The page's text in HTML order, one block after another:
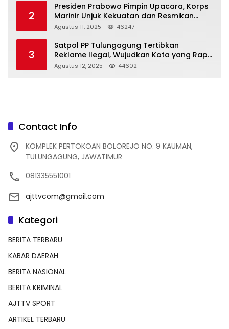
2
Presiden Prabowo Pimpin Upacara, Korps
Marinir Unjuk Kekuatan dan Resmikan
Struktur Baru
Agustus 11, 2025 46247
3
Satpol PP Tulungagung Tertibkan
Reklame Ilegal, Wujudkan Kota yang Rapi
dan Indah
Agustus 12, 2025 44602
Contact Info
KOMPLEK PERTOKOAN BOLOREJO NO. 9 KAUMAN,
TULUNGAGUNG, JAWATIMUR
081335551001
ajttvcom@gmail.com
Kategori
BERITA TERBARU
KABAR DAERAH
BERITA NASIONAL
BERITA KRIMINAL
AJTTV SPORT
ARTIKEL TERBARU